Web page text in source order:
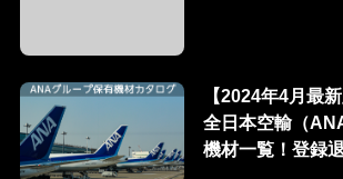
【2024年4月最
全日本空輸（
機材一覧！登録